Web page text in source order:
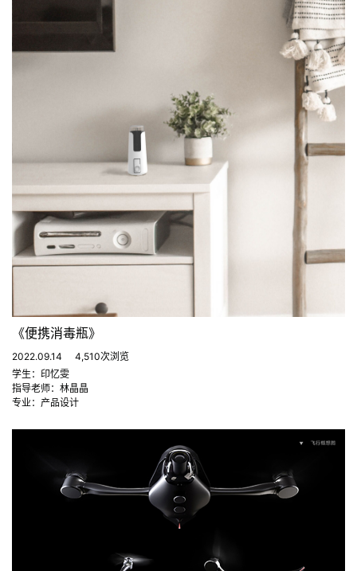
《便携消毒瓶》
2022.09.14
4,510次浏览
学生：印忆雯
指导老师：林晶晶
专业：产品设计